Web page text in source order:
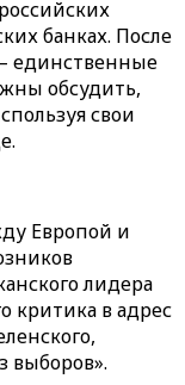
банках. После
единственные
обсудить,
свои
Европой и
лидера
критика в адрес
выборов».